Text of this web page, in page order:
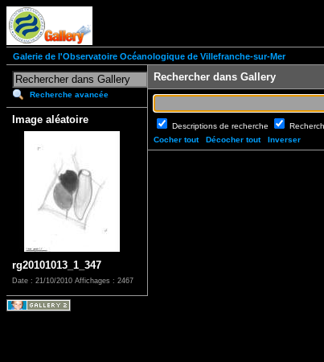
Galerie de l'Observatoire Océanologique de Villefranche-sur-Mer
Recherche avancée
Image aléatoire
rg20101013_1_347
Date : 21/10/2010 Affichages : 2467
Rechercher dans Gallery
Descriptions de recherche
Cocher tout
Décocher tout Inverser